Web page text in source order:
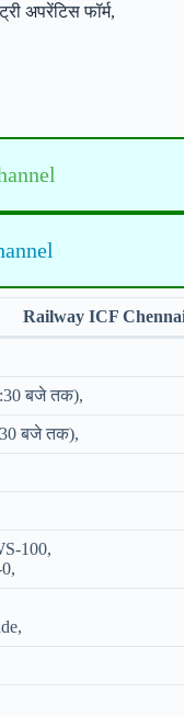
अपरेंटिस फॉर्म,
Railway ICF
बजे तक),
बजे तक),
100,